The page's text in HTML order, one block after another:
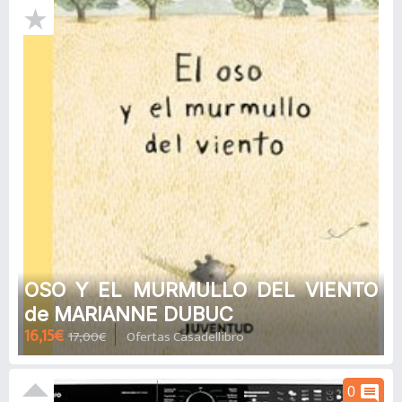
OSO Y EL MURMULLO DEL VIENTO
de MARIANNE DUBUC
16,15€ 17,00€ Ofertas Casadellibro
0 comment